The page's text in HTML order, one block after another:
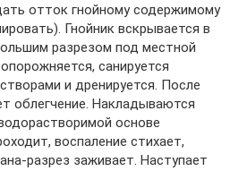
отток гнойному содержимому
Гнойник вскрывается в
разрезом под местной
санируется
и дренируется. После
облегчение. Накладываются
основе
воспаление стихает,
разрез заживает. Наступает